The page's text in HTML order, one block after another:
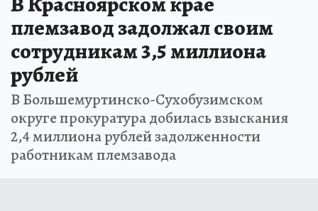
племзавод задолжал своим
сотрудникам 3,5 миллиона
рублей
В Большемуртинско-Сухобузимском
округе прокуратура добилась взыскания
2,4 миллиона рублей задолженности
работникам племзавода